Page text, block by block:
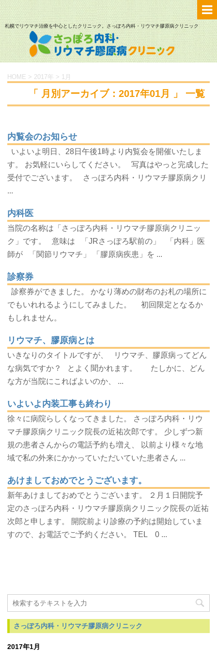
札幌でリウマチ治療を中心としたクリニック。さっぽろ内科・リウマチ膠原病クリニック
HOME > 2017年 > 1月
「 月別アーカイブ：2017年01月 」 一覧
内覧会のお知らせ
いよいよ明日、28日午後1時より内覧会を開催いたしま
す。 お気軽にいらしてください。 写真はやっと完成した
受付でございます。 さっぽろ内科・リウマチ膠原病クリ
...
内科医
当院の名称は「さっぽろ内科・リウマチ膠原病クリニッ
ク」です。 意味は 「JRさっぽろ駅前の」 「内科」医
師が 「関節リウマチ」 「膠原病疾患」を ...
診察券
診察券ができました。 かなり薄めの財布のお札の場所に
でもいれれるようにしてみました。 初回限定となるか
もしれません。
リウマチ、膠原病とは
いきなりのタイトルですが、 リウマチ、膠原病ってどん
な病気ですか？ とよく聞かれます。 たしかに、どん
な方が当院にこればよいのか、 ...
いよいよ内装工事も終わり
徐々に病院らしくなってきました。 さっぽろ内科・リウ
マチ膠原病クリニック院長の近祐次郎です。 少しずつ新
規の患者さんからの電話予約も増え、 以前より様々な地
域で私の外来にかかっていただいていた患者さん ...
あけましておめでとうございます。
新年あけましておめでとうございます。 ２月１日開院予
定のさっぽろ内科・リウマチ膠原病クリニック院長の近祐
次郎と申します。 開院前より診療の予約は開始していま
すので、お電話でご予約ください。 TEL 0 ...
さっぽろ内科・リウマチ膠原病クリニック
2017年1月